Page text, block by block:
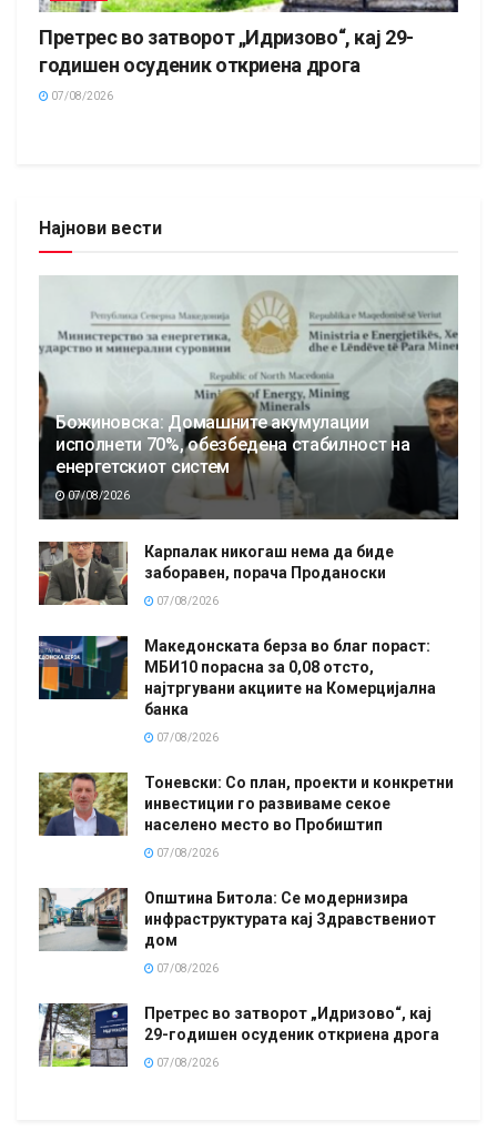
Претрес во затворот „Идризово“, кај 29-
годишен осуденик откриена дрога
07/08/2026
Најнови вести
Божиновска: Домашните акумулации
исполнети 70%, обезбедена стабилност на
енергетскиот систем
07/08/2026
Карпалак никогаш нема да биде
заборавен, порача Проданоски
07/08/2026
Македонската берза во благ пораст:
МБИ10 порасна за 0,08 отсто,
најтргувани акциите на Комерцијална
банка
07/08/2026
Тоневски: Со план, проекти и конкретни
инвестиции го развиваме секое
населено место во Пробиштип
07/08/2026
Општина Битола: Се модернизира
инфраструктурата кај Здравствениот
дом
07/08/2026
Претрес во затворот „Идризово“, кај
29-годишен осуденик откриена дрога
07/08/2026